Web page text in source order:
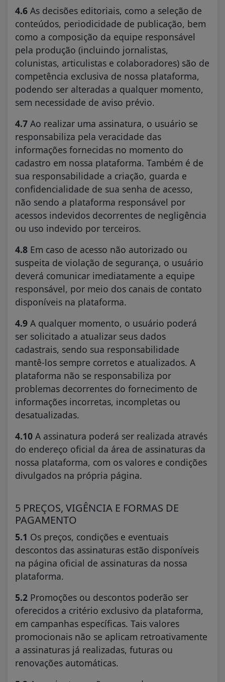
4.6 As decisões editoriais, como a seleção de
conteúdos, periodicidade de publicação, bem
como a composição da equipe responsável
pela produção (incluindo jornalistas,
colunistas, articulistas e colaboradores) são de
competência exclusiva de nossa plataforma,
podendo ser alteradas a qualquer momento,
sem necessidade de aviso prévio.
4.7 Ao realizar uma assinatura, o usuário se
responsabiliza pela veracidade das
informações fornecidas no momento do
cadastro em nossa plataforma. Também é de
sua responsabilidade a criação, guarda e
confidencialidade de sua senha de acesso,
não sendo a plataforma responsável por
acessos indevidos decorrentes de negligência
ou uso indevido por terceiros.
4.8 Em caso de acesso não autorizado ou
suspeita de violação de segurança, o usuário
deverá comunicar imediatamente a equipe
responsável, por meio dos canais de contato
disponíveis na plataforma.
4.9 A qualquer momento, o usuário poderá
ser solicitado a atualizar seus dados
cadastrais, sendo sua responsabilidade
mantê-los sempre corretos e atualizados. A
plataforma não se responsabiliza por
problemas decorrentes do fornecimento de
informações incorretas, incompletas ou
desatualizadas.
4.10 A assinatura poderá ser realizada através
do endereço oficial da área de assinaturas da
nossa plataforma, com os valores e condições
divulgados na própria página.
5 PREÇOS, VIGÊNCIA E FORMAS DE
PAGAMENTO
5.1 Os preços, condições e eventuais
descontos das assinaturas estão disponíveis
na página oficial de assinaturas da nossa
plataforma.
5.2 Promoções ou descontos poderão ser
oferecidos a critério exclusivo da plataforma,
em campanhas específicas. Tais valores
promocionais não se aplicam retroativamente
a assinaturas já realizadas, futuras ou
renovações automáticas.